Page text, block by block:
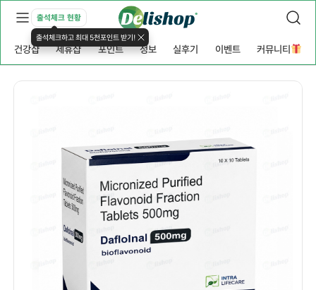
출석체크 현황
출석체크하고 최대 5천포인트 받기!
건강샵 제휴샵 포인트 정보 실후기 이벤트 커뮤니티